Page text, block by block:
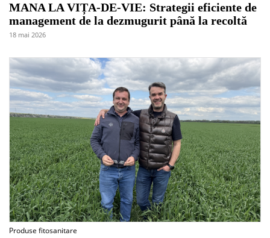
MANA LA VIȚA-DE-VIE: Strategii eficiente de
management de la dezmugurit până la recoltă
18 mai 2026
Produse fitosanitare